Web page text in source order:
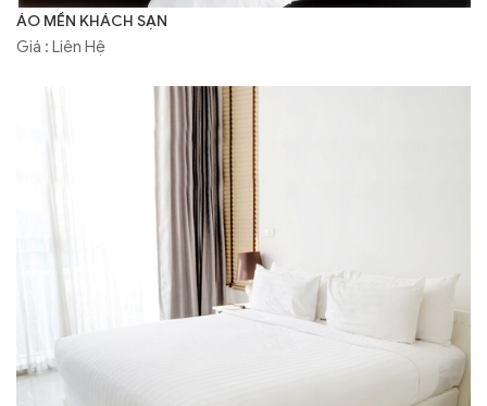
ÁO MỀN KHÁCH SẠN
Giá : Liên Hệ